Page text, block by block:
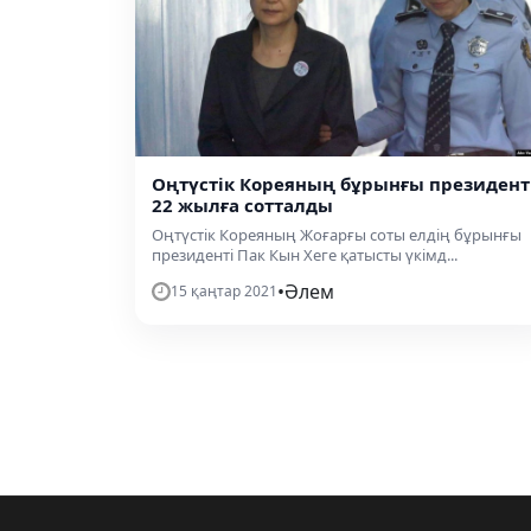
Оңтүстік Кореяның бұрынғы
22 жылға сотталды
Оңтүстік Кореяның Жоғарғы соты елдің бұрынғы
президенті Пак Кын Хеге қатысты үкімд...
15 қаңтар 2021•Әлем